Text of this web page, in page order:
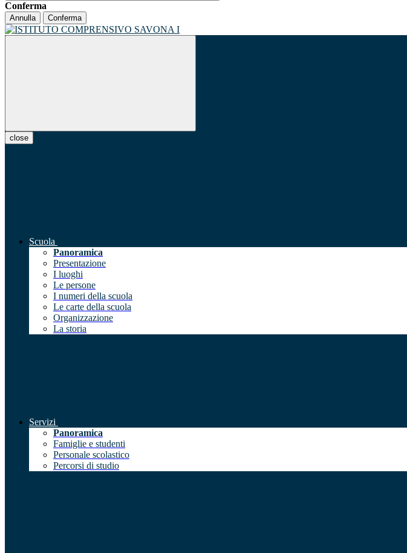
Conferma
Annulla Conferma
close
Scuola
Panoramica
Presentazione
I luoghi
Le persone
I numeri della scuola
Le carte della scuola
Organizzazione
La storia
Servizi
Panoramica
Famiglie e studenti
Personale scolastico
Percorsi di studio